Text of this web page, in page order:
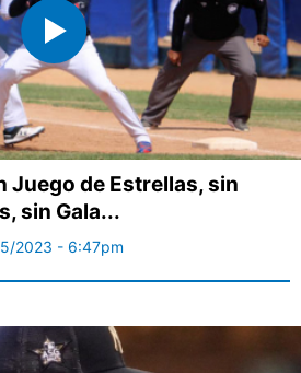
Juego de Estrellas, sin
sin Gala...
2023 - 6:47pm